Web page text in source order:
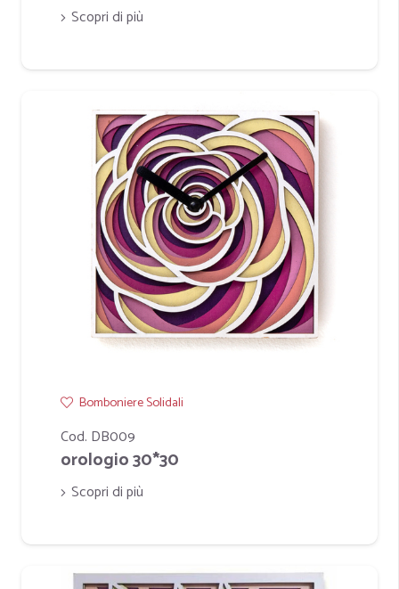
Scopri di più
Bomboniere Solidali
Cod. DB009
orologio 30*30
Scopri di più